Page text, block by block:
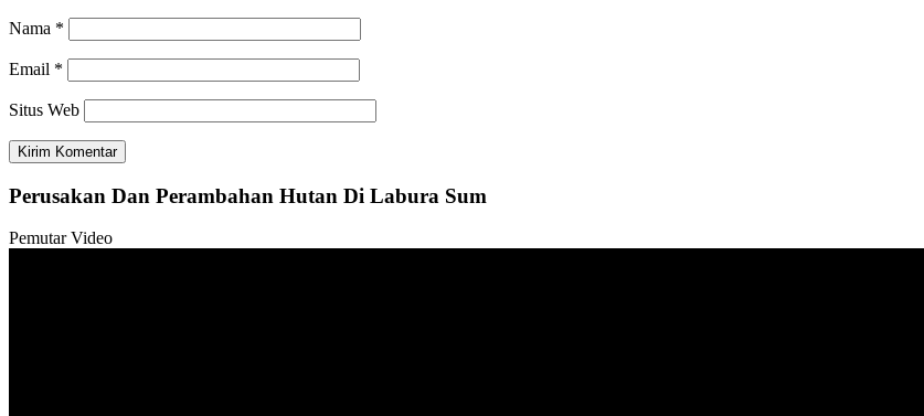
Nama *
Email *
Situs Web
Perusakan Dan Perambahan Hutan Di Labura Sum
Pemutar Video